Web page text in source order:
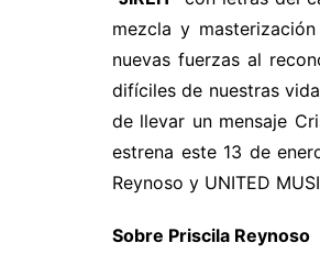
mezcla y
nuevas fuerzas al
difíciles de nuestras
de llevar un mensaje
estrena este 13 de
Reynoso y UNITED
Sobre Priscila Reynoso